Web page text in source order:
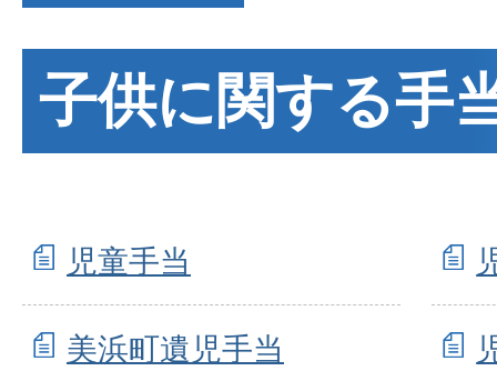
子供に関する手
児童手当
美浜町遺児手当